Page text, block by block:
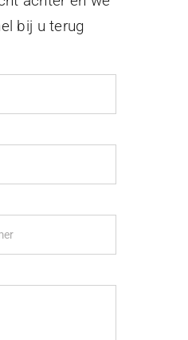
bij u terug